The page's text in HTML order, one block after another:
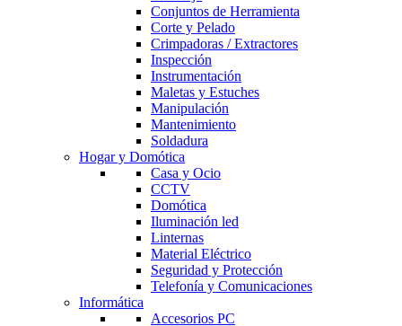
Conjuntos de Herramienta
Corte y Pelado
Crimpadoras / Extractores
Inspección
Instrumentación
Maletas y Estuches
Manipulación
Mantenimiento
Soldadura
Hogar y Domótica
Casa y Ocio
CCTV
Domótica
Iluminación led
Linternas
Material Eléctrico
Seguridad y Protección
Telefonía y Comunicaciones
Informática
Accesorios PC